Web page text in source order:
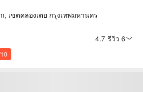
เขตคลองเตย กรุงเทพมหานคร
4.7· รีวิว 6